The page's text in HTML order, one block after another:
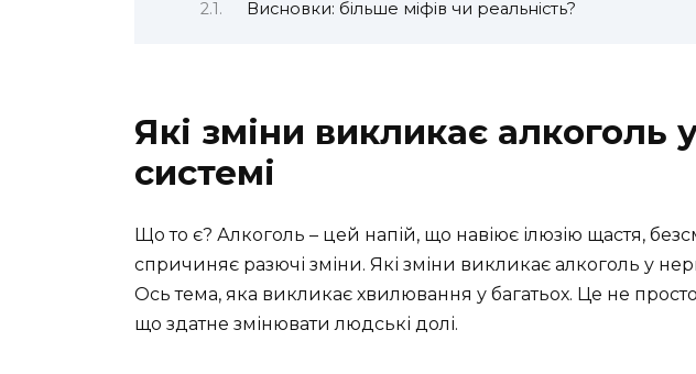
Висновки: більше міфів чи реальність?
Які зміни викликає алкоголь
системі
Що то є? Алкоголь – цей напій, що навіює ілюзію щастя,
спричиняє разючі зміни. Які зміни викликає алкоголь у
Ось тема, яка викликає хвилювання у багатьох. Це не
що здатне змінювати людські долі.